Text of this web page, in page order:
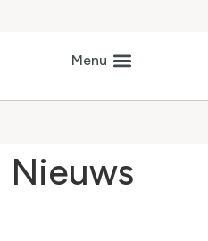
Nieuws